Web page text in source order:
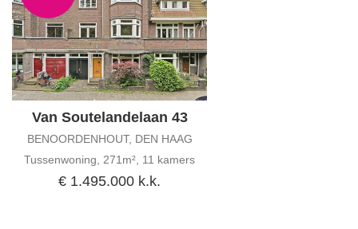
Van Soutelandelaan 43
BENOORDENHOUT, DEN HAAG
Tussenwoning, 271m², 11 kamers
€ 1.495.000 k.k.